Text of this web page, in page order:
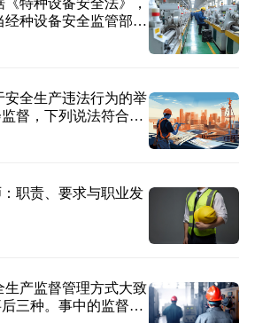
特种设备安全法》，
经种设备安全监管部门
安全生产违法行为的举
督，下列说法符合
职责、要求与职业发
生产监督管理方式大致
三种。事中的监督管